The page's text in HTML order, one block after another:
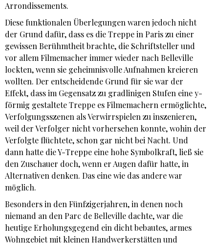
Arrondissements.
Diese funktionalen Überlegungen waren jedoch nicht
der Grund dafür, dass es die Treppe in Paris zu einer
gewissen Berühmtheit brachte, die Schriftsteller und
vor allem Filmemacher immer wieder nach Belleville
lockten, wenn sie geheimnisvolle Aufnahmen kreieren
wollten. Der entscheidende Grund für sie war der
Effekt, dass im Gegensatz zu gradlinigen Stufen eine y-
förmig gestaltete Treppe es Filmemachern ermöglichte,
Verfolgungsszenen als Verwirrspielen zu inszenieren,
weil der Verfolger nicht vorhersehen konnte, wohin der
Verfolgte flüchtete, schon gar nicht bei Nacht. Und
dann hatte die Y-Treppe eine hohe Symbolkraft, ließ sie
den Zuschauer doch, wenn er Augen dafür hatte, in
Alternativen denken. Das eine wie das andere war
möglich.
Besonders in den Fünfzigerjahren, in denen noch
niemand an den Parc de Belleville dachte, war die
heutige Erholungsgegend ein dicht bebautes, armes
Wohngebiet mit kleinen Handwerkerstätten und